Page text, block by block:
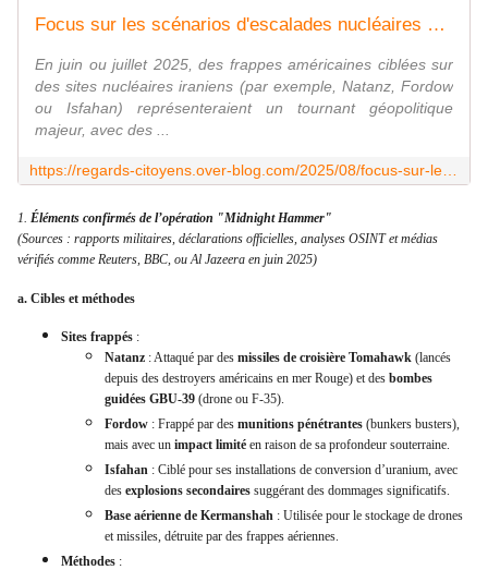
Focus sur les scénarios d'escalades nucléaires conséquences géopolitiques et stratégiques des bombardements américains sur les sites nucléaires iraniens en juin ou juillet 2025 - Regards citoyens
En juin ou juillet 2025, des frappes américaines ciblées sur
des sites nucléaires iraniens (par exemple, Natanz, Fordow
ou Isfahan) représenteraient un tournant géopolitique
majeur, avec des ...
1. Éléments confirmés de l’opération "Midnight Hammer"
(Sources : rapports militaires, déclarations officielles, analyses OSINT et médias
vérifiés comme Reuters, BBC, ou Al Jazeera en juin 2025)
a. Cibles et méthodes
Sites frappés :
Natanz : Attaqué par des missiles de croisière Tomahawk (lancés
depuis des destroyers américains en mer Rouge) et des bombes
guidées GBU-39 (drone ou F-35).
Fordow : Frappé par des munitions pénétrantes (bunkers busters),
mais avec un impact limité en raison de sa profondeur souterraine.
Isfahan : Ciblé pour ses installations de conversion d’uranium, avec
des explosions secondaires suggérant des dommages significatifs.
Base aérienne de Kermanshah : Utilisée pour le stockage de drones
et missiles, détruite par des frappes aériennes.
Méthodes :